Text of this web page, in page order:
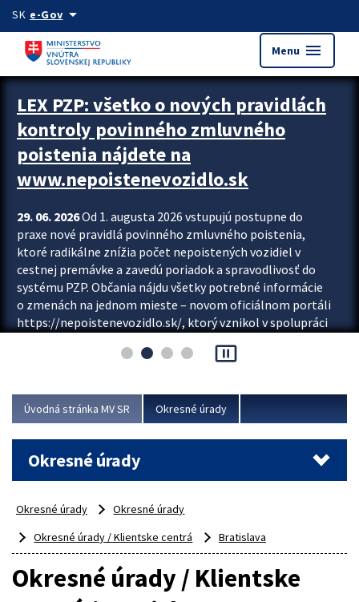
Preskocit na hlavný obsah
SK e-Govarrow_drop_down
Menu menu
Zastavit automatický posun upútavok
LEX PZP: všetko o nových pravidlách
kontroly povinného zmluvného
poistenia nájdete na
www.nepoistenevozidlo.sk
29. 06. 2026Od 1. augusta 2026 vstupujú postupne do
praxe nové pravidlá povinného zmluvného poistenia,
ktoré radikálne znížia počet nepoistených vozidiel v
cestnej premávke a zavedú poriadok a spravodlivosť do
systému PZP. Občania nájdu všetky potrebné informácie
o zmenách na jednom mieste – novom oficiálnom portáli
https://nepoistenevozidlo.sk/, ktorý vznikol v spolupráci
asociácie poisťovní (SLASPO) a Ministerstva vnútra SR.
Viac
pause_presentation
Úvodná stránka MV SR Okresné úrady
Okresné úrady
Okresné úrady
Okresné úrady
Okresné úrady / Klientske centrá
Bratislava
Okresné úrady / Klientske